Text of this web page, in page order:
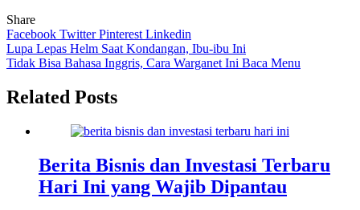
Share
Facebook TwitterPinterest Linkedin
Navigasi
pos
Lupa Lepas Helm Saat Kondangan, Ibu-ibu Ini
Tidak Bisa Bahasa Inggris, Cara Warganet Ini Baca Menu
Related Posts
Berita Bisnis dan Investasi Terbaru
Hari Ini yang Wajib Dipantau